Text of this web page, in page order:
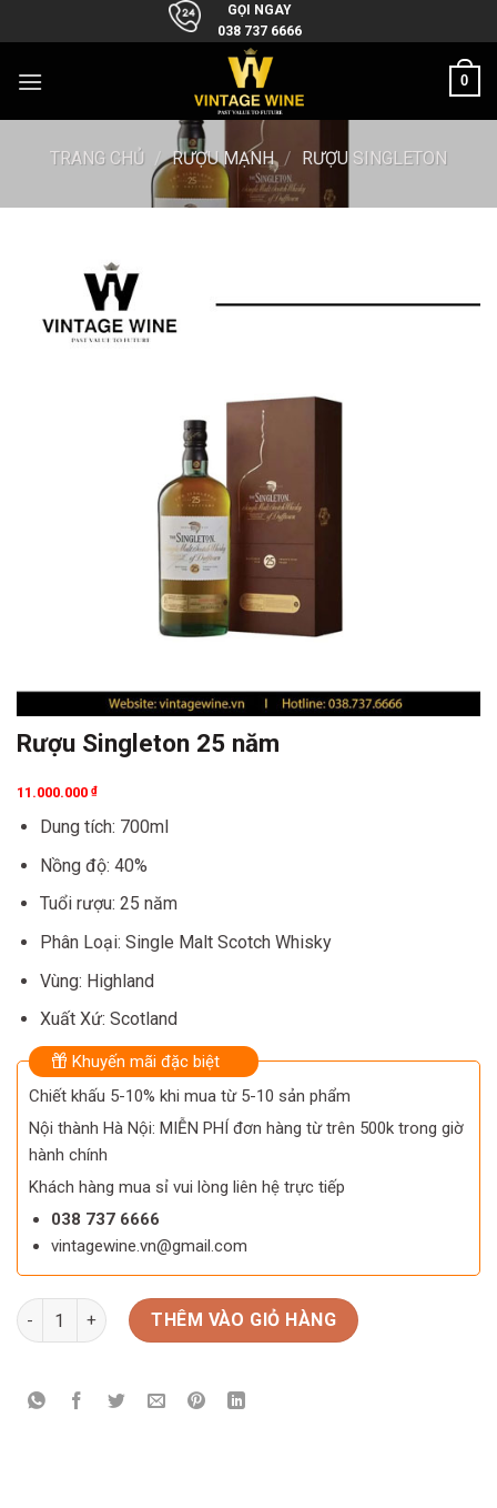
to
GỌI NGAY
038 737 6666
0
TRANG CHỦ / RƯỢU MẠNH / RƯỢU SINGLETON
Rượu Singleton 25 năm
11.000.000 ₫
Dung tích: 700ml
Nồng độ: 40%
Tuổi rượu: 25 năm
Phân Loại: Single Malt Scotch Whisky
Vùng: Highland
Xuất Xứ: Scotland
Khuyến mãi đặc biệt
Chiết khấu 5-10% khi mua từ 5-10 sản phẩm
Nội thành Hà Nội: MIỄN PHÍ đơn hàng từ trên 500k trong giờ
hành chính
Khách hàng mua sỉ vui lòng liên hệ trực tiếp
038 737 6666
vintagewine.vn@gmail.com
Rượu Singleton 25 năm số lượng
THÊM VÀO GIỎ HÀNG